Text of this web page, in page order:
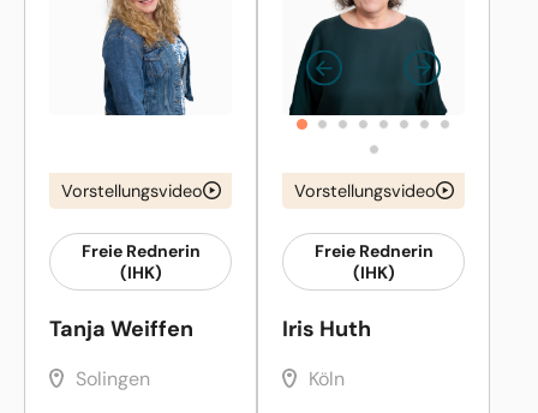
Vorstellungsvideo
Freie Rednerin
(IHK)
Tanja Weiffen
Solingen
Vorstellungsvideo
Freie Rednerin
(IHK)
Iris Huth
Köln